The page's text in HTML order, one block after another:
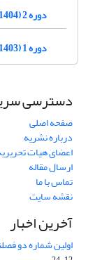
دوره 2 (1404)
دوره 1 (1403)
دسترسی
صفحه اصلی
درباره نشریه
اعضای هیات
ارسال مقاله
تماس با ما
نقشه سایت
آخرین اخبار
اولین شماره دو